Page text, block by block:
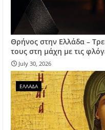
Θρήνος στην Ελλάδα –
τους στη μάχη με τις
July 30, 2026
ΕΛΛΑΔΑ